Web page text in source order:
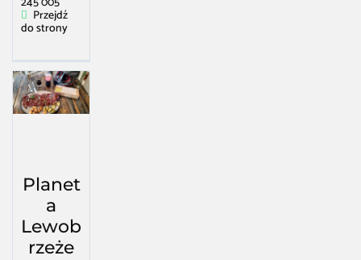
Przejdź
do strony
Planet
a
Lewob
rzeże